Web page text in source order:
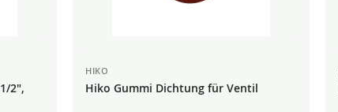
2",
HIKO
Hiko Gummi Dichtung für Ventil